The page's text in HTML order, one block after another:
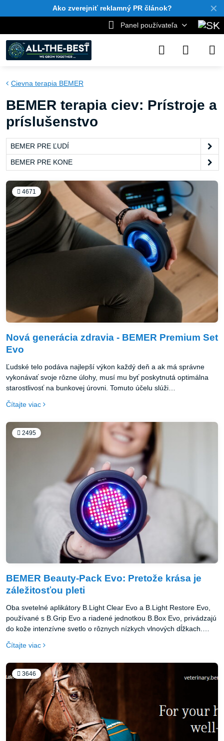
✕
Ako zverejniť reklamný PR článok?
Panel používateľa
Cievna terapia BEMER
BEMER terapia ciev: Prístroje a
príslušenstvo
BEMER PRE ĽUDÍ
BEMER PRE KONE
4671
Nová generácia zdravia - BEMER Premium Set
Evo
Ľudské telo podáva najlepší výkon každý deň a ak má správne
vykonávať svoje rôzne úlohy, musí mu byť poskytnutá optimálna
starostlivosť na bunkovej úrovni. Tomuto účelu slúži
najmenším priemerom. A práve na týchto miestach sa prejavujú
špeciálnu aplikáciu na podporu obmedzenej mikro cirkulácie. S
novým produktovým radom BEMER Evo je možné patentovaný
signál používať ešte pohodlnejšie a jednoduchšie ako predtým.
Čítajte viac
2495
BEMER Beauty-Pack Evo: Pretože krása je
záležitosťou pleti
Oba svetelné aplikátory B.Light Clear Evo a B.Light Restore Evo,
používané s B.Grip Evo a riadené jednotkou B.Box Evo, privádzajú
do kože intenzívne svetlo o rôznych nízkych vlnových dĺžkach.
Odborníci to nazývajú Low Level Light Therapy (LLLT). Znie to
možno zložite, ale je to vlastne celkom jednoduché.
Čítajte viac
3646